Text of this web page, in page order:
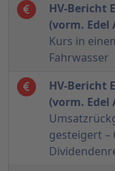
HV-Bericht
(vorm. Edel
Kurs in
Fahrwasser
HV-Bericht
(vorm. Edel
gesteigert –